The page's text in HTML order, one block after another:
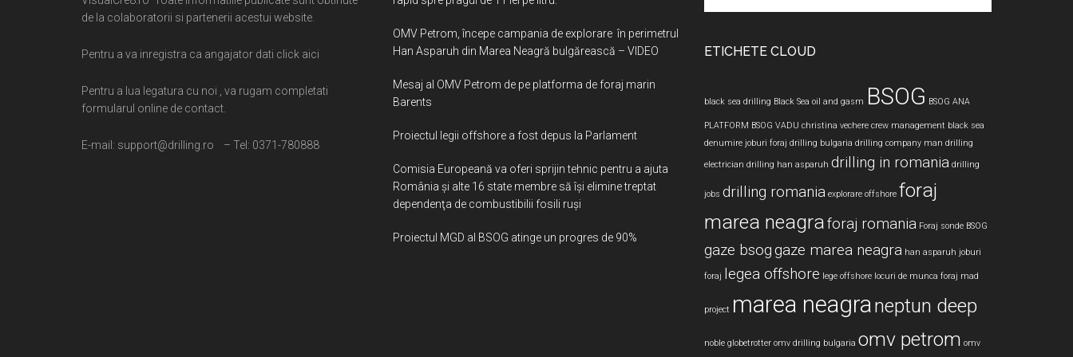
de la colaboratorii si partenerii acestui website.
Pentru a va inregistra ca angajator dati click aici
Pentru a lua legatura cu noi , va rugam completati
formularul online de contact.
E-mail: support@drilling.ro – Tel: 0371-780888
OMV Petrom, începe campania de explorare în perimetrul
Han Asparuh din Marea Neagră bulgărească – VIDEO
Mesaj al OMV Petrom de pe platforma de foraj marin
Barents
Proiectul legii offshore a fost depus la Parlament
Comisia Europeană va oferi sprijin tehnic pentru a ajuta
România şi alte 16 state membre să îşi elimine treptat
dependenţa de combustibilii fosili ruşi
Proiectul MGD al BSOG atinge un progres de 90%
ETICHETE CLOUD
black sea drilling Black Sea oil and gasm BSOG BSOG ANA
PLATFORM BSOG VADU christina vechere crew management black sea
denumire joburi foraj drilling bulgaria drilling company man drilling
electrician drilling han asparuh drilling in romania drilling
jobs drilling romania explorare offshore foraj
marea neagraforaj romania Foraj sonde BSOG
gaze bsoggaze marea neagra han asparuh joburi
foraj legea offshore lege offshore locuri de munca foraj mad
project marea neagraneptun deep
noble globetrotter omv drilling bulgaria omv petrom omv